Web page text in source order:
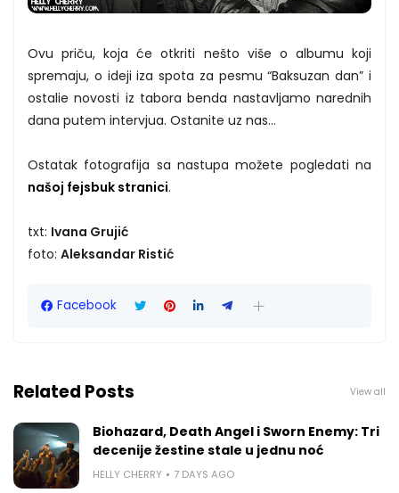
Ovu priču, koja će otkriti nešto više o albumu koji
spremaju, o ideji iza spota za pesmu “Baksuzan dan” i
ostalie novosti iz tabora benda nastavljamo narednih
dana putem intervjua. Ostanite uz nas...
Ostatak fotografija sa nastupa možete pogledati na
našoj fejsbuk stranici.
txt: Ivana Grujić
foto: Aleksandar Ristić
Facebook
Related Posts View all
Biohazard, Death Angel i Sworn Enemy: Tri
decenije žestine stale u jednu noć
HELLY CHERRY 7 DAYS AGO